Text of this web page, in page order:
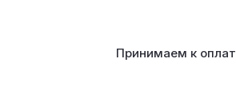
Принимаем к